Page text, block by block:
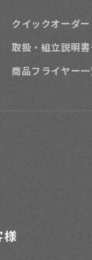
クイックオーダー
取扱・組立説明
商品フライヤー
様